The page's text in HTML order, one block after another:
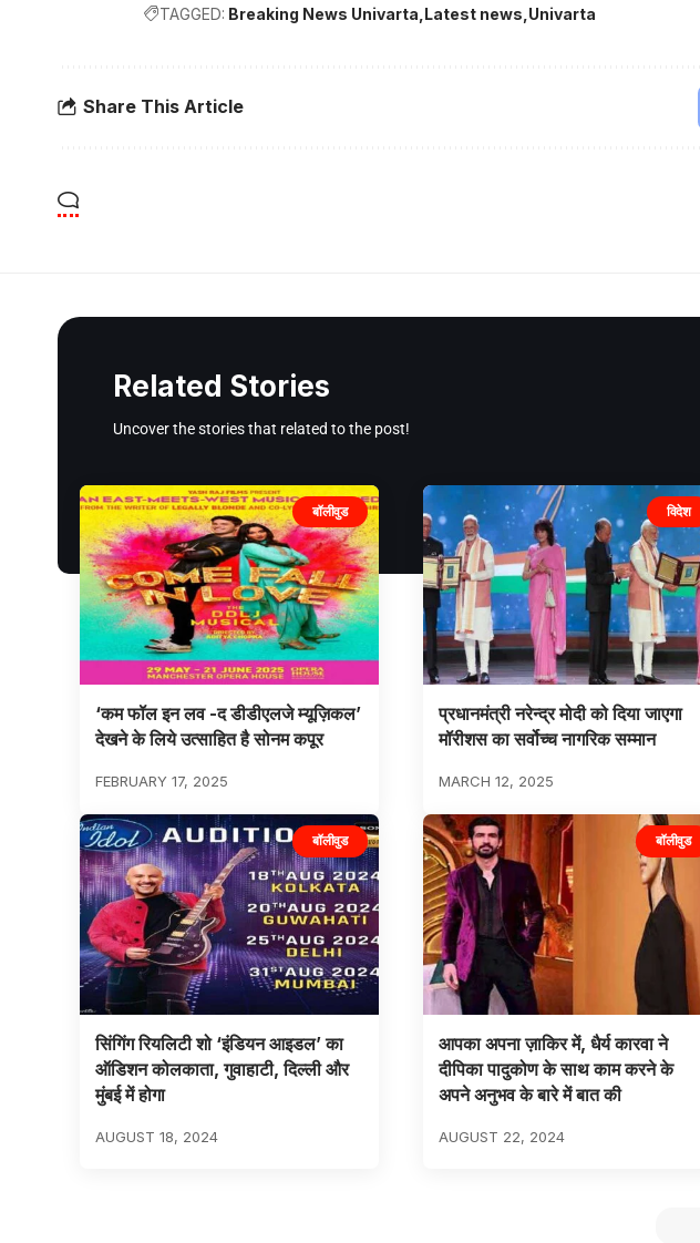
TAGGED: Breaking News Univarta Latest news Univarta
Share This Article
Related Stories
Uncover the stories that related to the post!
बॉलीवुड
‘कम फॉल इन लव -द डीडीएलजे म्यूज़िकल’
देखने के लिये उत्साहित है सोनम कपूर
FEBRUARY 17, 2025
विदेश
प्रधानमंत्री नरेन्द्र मोदी को दिया जाएगा
मॉरीशस का सर्वोच्च नागरिक सम्मान
MARCH 12, 2025
बॉलीवुड
सिंगिंग रियलिटी शो ‘इंडियन आइडल’ का
ऑडिशन कोलकाता, गुवाहाटी, दिल्ली और
मुंबई में होगा
AUGUST 18, 2024
बॉलीवुड
आपका अपना ज़ाकिर में, धैर्य कारवा ने
दीपिका पादुकोण के साथ काम करने के
अपने अनुभव के बारे में बात की
AUGUST 22, 2024